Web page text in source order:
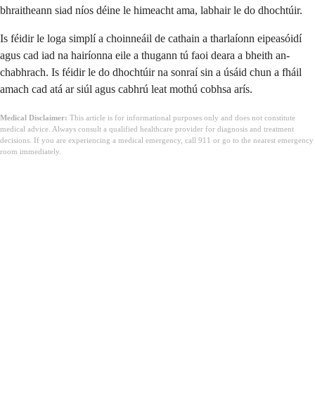
bhraitheann siad níos déine le himeacht ama, labhair le do dhochtúir.
Is féidir le loga simplí a choinneáil de cathain a tharlaíonn eipeasóidí
agus cad iad na hairíonna eile a thugann tú faoi deara a bheith an-
chabhrach. Is féidir le do dhochtúir na sonraí sin a úsáid chun a fháil
amach cad atá ar siúl agus cabhrú leat mothú cobhsa arís.
Medical Disclaimer: This article is for informational purposes only and does not constitute
medical advice. Always consult a qualified healthcare provider for diagnosis and treatment
decisions. If you are experiencing a medical emergency, call 911 or go to the nearest emergency
room immediately.